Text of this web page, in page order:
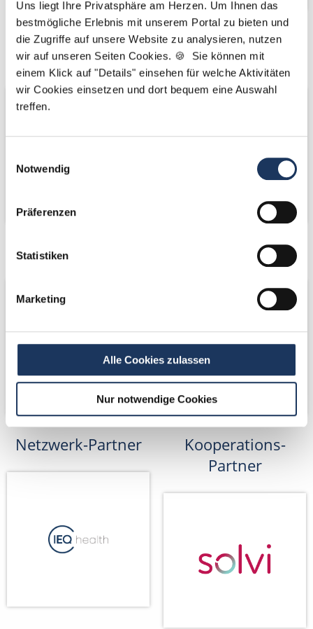
Uns liegt Ihre Privatsphäre am Herzen. Um Ihnen das
bestmögliche Erlebnis mit unserem Portal zu bieten und
die Zugriffe auf unsere Website zu analysieren, nutzen
wir auf unseren Seiten Cookies. 🍪 Sie können mit
einem Klick auf "Details" einsehen für welche Aktivitäten
wir Cookies einsetzen und dort bequem eine Auswahl
treffen.
Notwendig
Präferenzen
Statistiken
Marketing
Alle Cookies zulassen
Nur notwendige Cookies
Kooperations-
Partner
Kooperations-
Partner
Netzwerk-Partner Netzwerk-Partner
Netzwerk-Partner
Kooperations-
Partner